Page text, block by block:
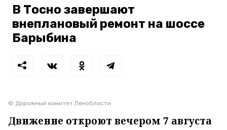
В Тосно завершают
внеплановый ремонт на шоссе
Барыбина
© Дорожный комитет Ленобласти
Движение откроют вечером 7 августа